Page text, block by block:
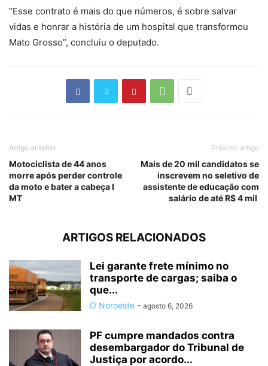
“Esse contrato é mais do que números, é sobre salvar
vidas e honrar a história de um hospital que transformou
Mato Grosso”, concluiu o deputado.
Artigo anterior
Motociclista de 44 anos
morre após perder controle
da moto e bater a cabeça I
MT
Próximo artigo
Mais de 20 mil candidatos se
inscrevem no seletivo de
assistente de educação com
salário de até R$ 4 mil
ARTIGOS RELACIONADOS
Lei garante frete mínimo no
transporte de cargas; saiba o
que...
O Noroeste - agosto 6, 2026
PF cumpre mandados contra
desembargador do Tribunal de
Justiça por acordo...